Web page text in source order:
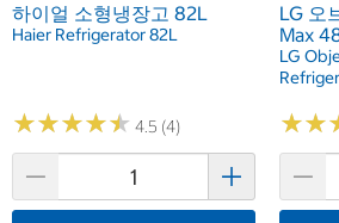
하이얼 소형냉장고 82L
Haier Refrigerator 82L
★★★★★
★★★★★ 4.5 (4)
LG 오
Max
LG
★★
★★